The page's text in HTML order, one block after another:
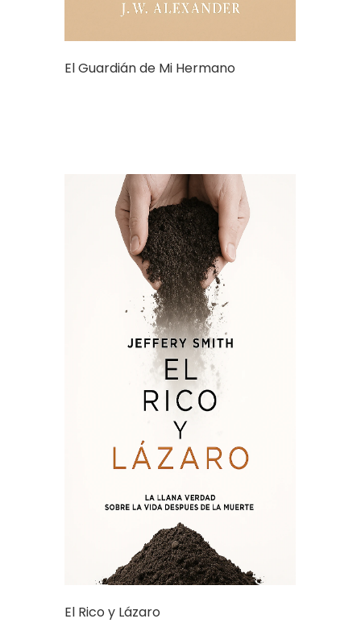
El Guardián de Mi Hermano
El Rico y Lázaro